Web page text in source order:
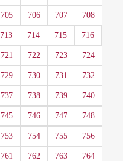
705 706 707 708
713 714 715 716
721 722 723 724
729 730 731 732
737 738 739 740
745 746 747 748
753 754 755 756
761 762 763 764